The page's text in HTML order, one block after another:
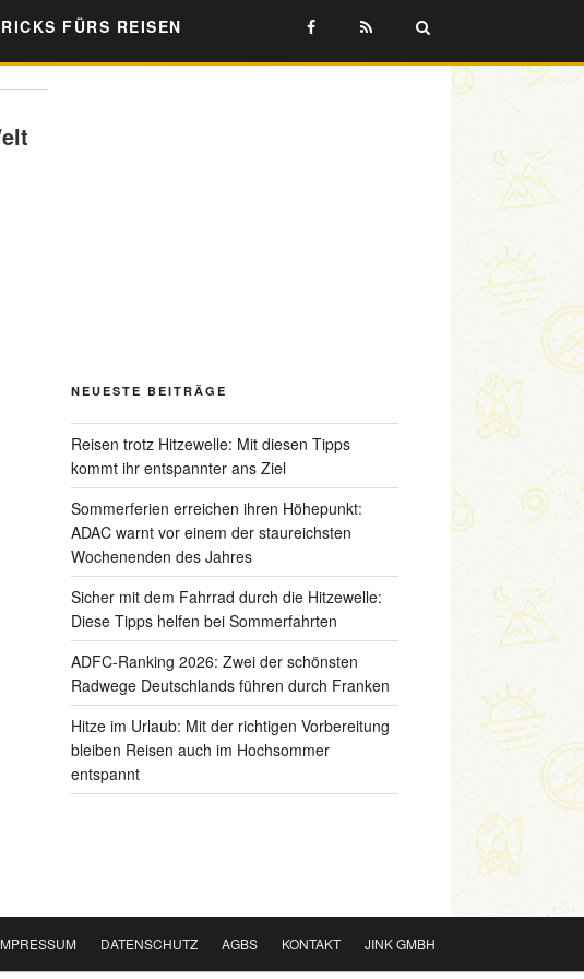
FÜRS REISEN
NEUESTE BEITRÄGE
Reisen trotz Hitzewelle: Mit diesen Tipps
kommt ihr entspannter ans Ziel
Sommerferien erreichen ihren Höhepunkt:
ADAC warnt vor einem der staureichsten
Wochenenden des Jahres
Sicher mit dem Fahrrad durch die Hitzewelle:
Diese Tipps helfen bei Sommerfahrten
ADFC-Ranking 2026: Zwei der schönsten
Radwege Deutschlands führen durch Franken
Hitze im Urlaub: Mit der richtigen Vorbereitung
bleiben Reisen auch im Hochsommer
entspannt
DATENSCHUTZ AGBS KONTAKT JINK GMBH